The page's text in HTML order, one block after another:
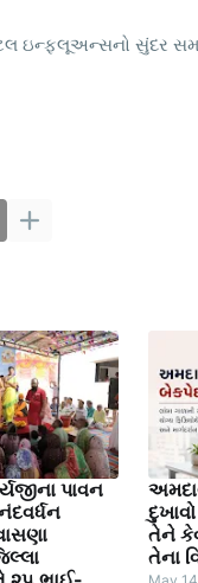
ઇન્ફ્લૂઅન્સનો સુંદર
પાવન
તેને
તેના